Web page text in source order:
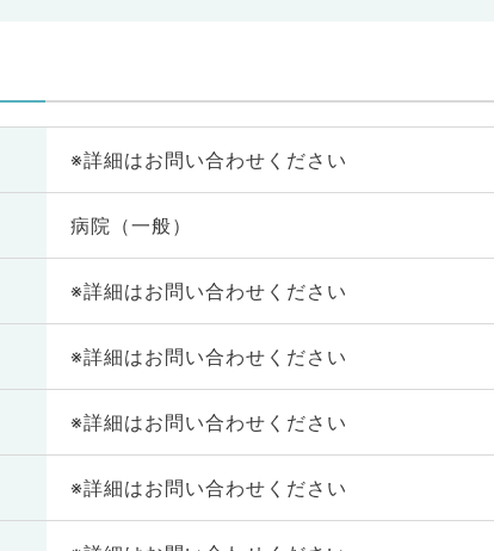
※詳細はお問い合わせください
病院（一般）
※詳細はお問い合わせください
※詳細はお問い合わせください
※詳細はお問い合わせください
※詳細はお問い合わせください